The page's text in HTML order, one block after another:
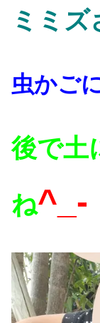
ミミズ
虫かご
後で土
ね^_-